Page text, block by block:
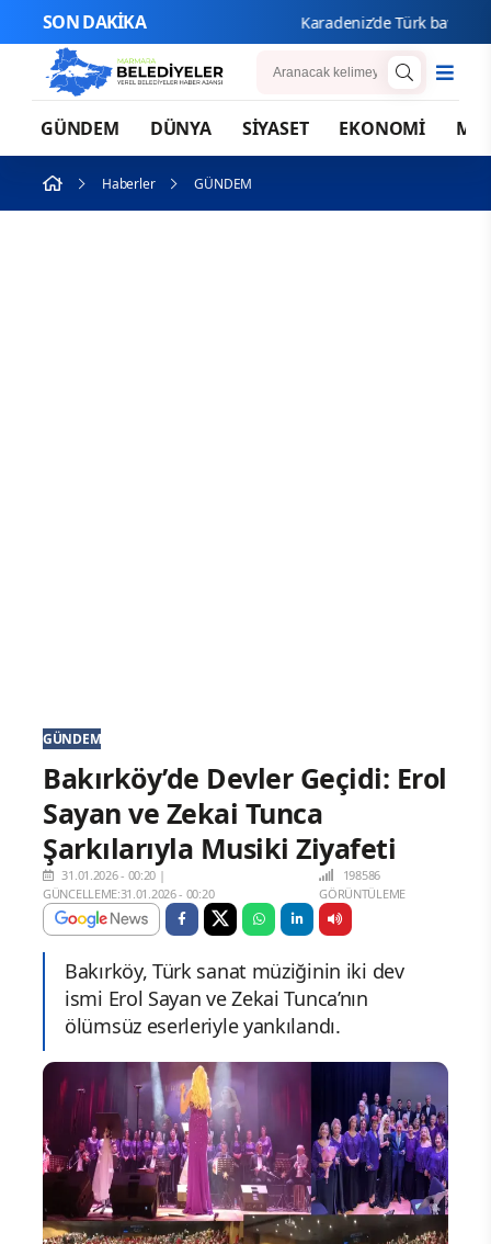
SON DAKİKA Karadeniz’de Türk bayraklı
GÜNDEM DÜNYA SİYASET EKONOMİ
Haberler GÜNDEM
GÜNDEM
Bakırköy’de Devler Geçidi: Erol
Sayan ve Zekai Tunca
Şarkılarıyla Musiki Ziyafeti
31.01.2026 - 00:20 |
GÜNCELLEME:31.01.2026 - 00:20
198586
GÖRÜNTÜLEME
Bakırköy, Türk sanat müziğinin iki dev
ismi Erol Sayan ve Zekai Tunca’nın
ölümsüz eserleriyle yankılandı.